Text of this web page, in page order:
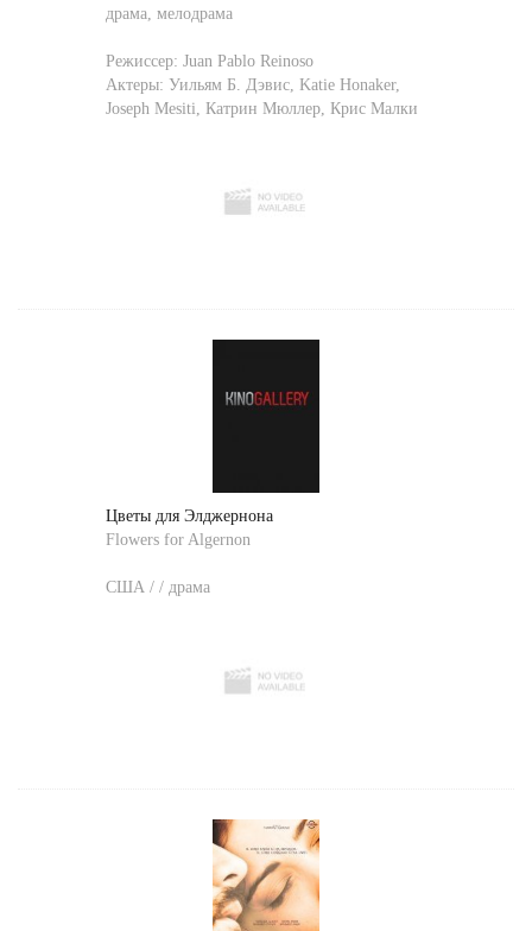
драма, мелодрама
Режиссер: Juan Pablo Reinoso
Актеры: Уильям Б. Дэвис Katie Honaker,
Joseph Mesiti Катрин Мюллер Крис Малки
Цветы для Элджернона
Flowers for Algernon
США / / драма